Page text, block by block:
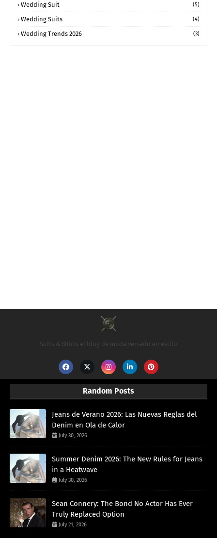
Wedding Suit (5)
Wedding Suits (4)
Wedding Trends 2026 (3)
Suits & Shirts el blog de moda versado en estilo
Random Posts
Jeans de Verano 2026: Las Nuevas Reglas del
Denim en Ola de Calor
July 30, 2026
Summer Denim 2026: The New Rules for Jeans
in a Heatwave
July 30, 2026
Sean Connery: The Bond No Actor Has Ever
Truly Replaced Option
July 21, 2026